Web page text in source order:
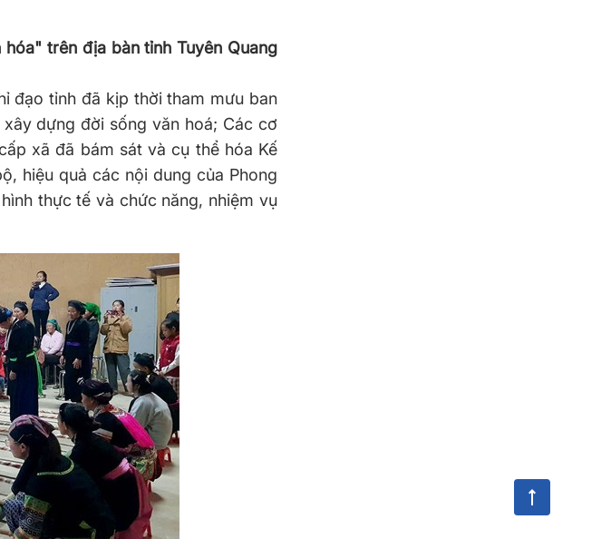
trên địa bàn tỉnh Tuyên Quang
đạo tỉnh đã kịp thời tham mưu ban
dựng đời sống văn hoá; Các cơ
xã đã bám sát và cụ thể hóa Kế
hiệu quả các nội dung của Phong
thực tế và chức năng, nhiệm vụ